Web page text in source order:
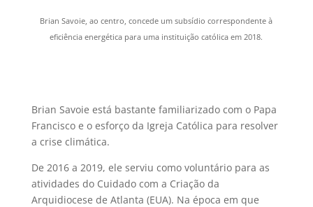
Brian Savoie, ao centro, concede um subsídio correspondente à
eficiência energética para uma instituição católica em 2018.
Brian Savoie está bastante familiarizado com o Papa
Francisco e o esforço da Igreja Católica para resolver
a crise climática.
De 2016 a 2019, ele serviu como voluntário para as
atividades do Cuidado com a Criação da
Arquidiocese de Atlanta (EUA). Na época em que